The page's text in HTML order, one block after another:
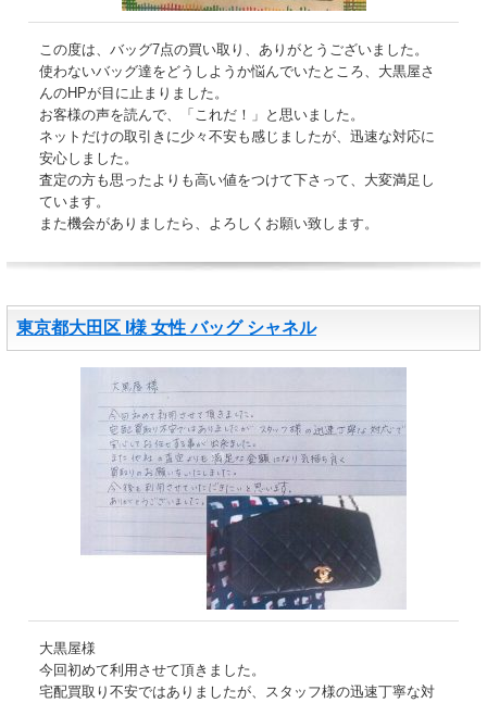
この度は、バッグ7点の買い取り、ありがとうございました。
使わないバッグ達をどうしようか悩んでいたところ、大黒屋さ
んのHPが目に止まりました。
お客様の声を読んで、「これだ！」と思いました。
ネットだけの取引きに少々不安も感じましたが、迅速な対応に
安心しました。
査定の方も思ったよりも高い値をつけて下さって、大変満足し
ています。
また機会がありましたら、よろしくお願い致します。
東京都大田区 I様 女性 バッグ シャネル
大黒屋様
今回初めて利用させて頂きました。
宅配買取り不安ではありましたが、スタッフ様の迅速丁寧な対